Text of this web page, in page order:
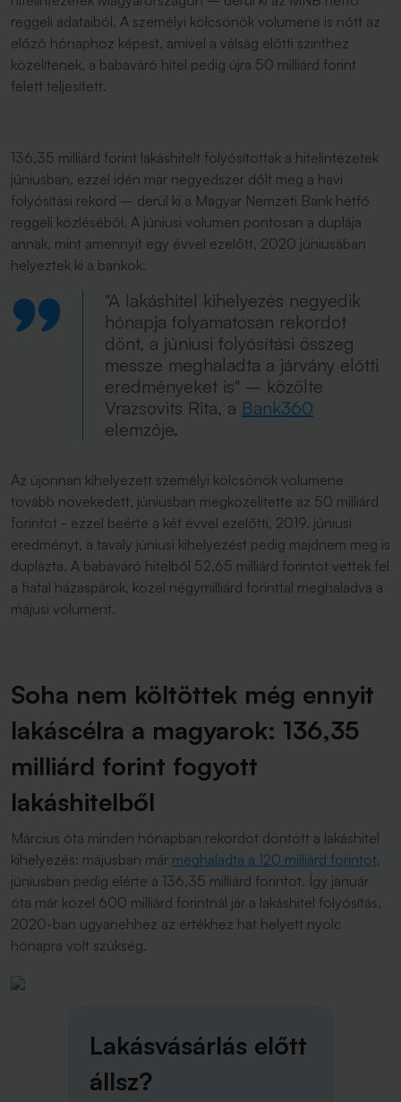
reggeli adataiból. A személyi kölcsönök volumene is nőtt az
előző hónaphoz képest, amivel a válság előtti szinthez
közelítenek, a babaváró hitel pedig újra 50 milliárd forint
felett teljesített.
136,35 milliárd forint lakáshitelt folyósítottak a hitelintézetek
júniusban, ezzel idén már negyedszer dőlt meg a havi
folyósítási rekord – derül ki a Magyar Nemzeti Bank hétfő
reggeli közléséből. A júniusi volumen pontosan a duplája
annak, mint amennyit egy évvel ezelőtt, 2020 júniusában
helyeztek ki a bankok.
"A lakáshitel kihelyezés negyedik
hónapja folyamatosan rekordot
dönt, a júniusi folyósítási összeg
messze meghaladta a járvány előtti
eredményeket is" – közölte
Vrazsovits Rita, a Bank360
elemzője.
Az újonnan kihelyezett személyi kölcsönök volumene
tovább növekedett, júniusban megközelítette az 50 milliárd
forintot - ezzel beérte a két évvel ezelőtti, 2019. júniusi
eredményt, a tavaly júniusi kihelyezést pedig majdnem meg is
duplázta. A babaváró hitelből 52,65 milliárd forintot vettek fel
a fiatal házaspárok, közel négymilliárd forinttal meghaladva a
májusi volument.
Soha nem költöttek még ennyit
lakáscélra a magyarok: 136,35
milliárd forint fogyott
lakáshitelből
Március óta minden hónapban rekordot döntött a lakáshitel
kihelyezés: májusban már meghaladta a 120 milliárd forintot,
júniusban pedig elérte a 136,35 milliárd forintot. Így január
óta már közel 600 milliárd forintnál jár a lakáshitel folyósítás,
2020-ban ugyanehhez az értékhez hat helyett nyolc
hónapra volt szükség.
Lakásvásárlás előtt
állsz?